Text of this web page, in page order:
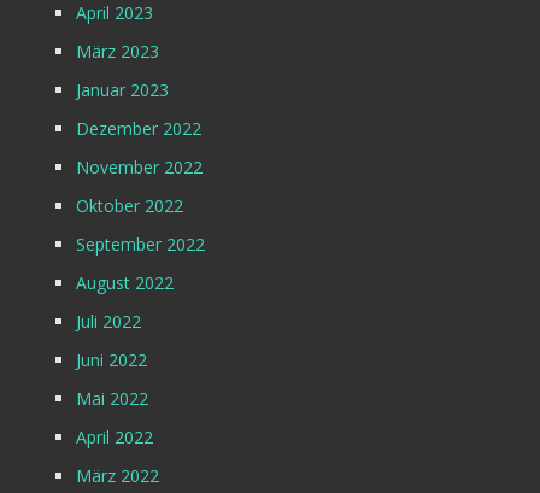
April 2023
März 2023
Januar 2023
Dezember 2022
November 2022
Oktober 2022
September 2022
August 2022
Juli 2022
Juni 2022
Mai 2022
April 2022
März 2022